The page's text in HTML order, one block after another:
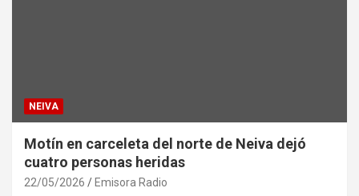
NEIVA
Motín en carceleta del norte de Neiva dejó
cuatro personas heridas
22/05/2026 Emisora Radio